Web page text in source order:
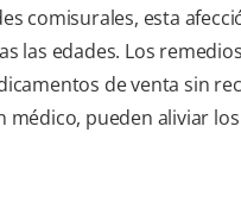
comisurales, esta
las edades. Los
de venta sin
médico, pueden aliviar